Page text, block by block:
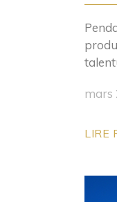
mars
LIRE